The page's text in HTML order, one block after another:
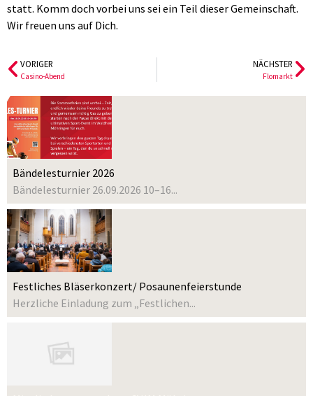
statt. Komm doch vorbei uns sei ein Teil dieser Gemeinschaft.
Wir freuen uns auf Dich.
VORIGER
Casino-Abend
NÄCHSTER
Flomarkt
Bändelesturnier 2026
Bändelesturnier 26.09.2026 10–16...
Festliches Bläserkonzert/ Posaunenfeierstunde
Herzliche Einladung zum „Festlichen...